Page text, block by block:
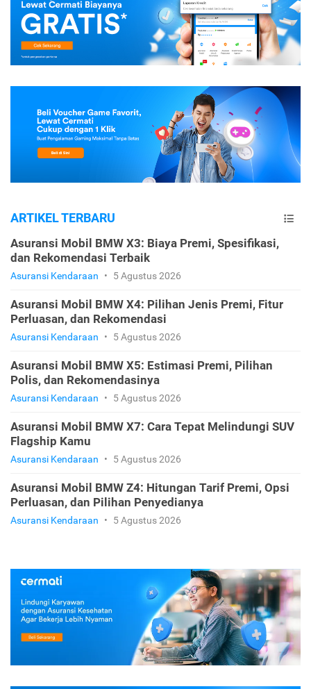
ARTIKEL TERBARU
Asuransi Mobil BMW X3: Biaya Premi, Spesifikasi,
dan Rekomendasi Terbaik
Asuransi Kendaraan • 5 Agustus 2026
Asuransi Mobil BMW X4: Pilihan Jenis Premi, Fitur
Perluasan, dan Rekomendasi
Asuransi Kendaraan • 5 Agustus 2026
Asuransi Mobil BMW X5: Estimasi Premi, Pilihan
Polis, dan Rekomendasinya
Asuransi Kendaraan • 5 Agustus 2026
Asuransi Mobil BMW X7: Cara Tepat Melindungi SUV
Flagship Kamu
Asuransi Kendaraan • 5 Agustus 2026
Asuransi Mobil BMW Z4: Hitungan Tarif Premi, Opsi
Perluasan, dan Pilihan Penyedianya
Asuransi Kendaraan • 5 Agustus 2026